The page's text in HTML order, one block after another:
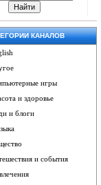
КАНАЛОВ
игры
и здоровье
и блоги
и события